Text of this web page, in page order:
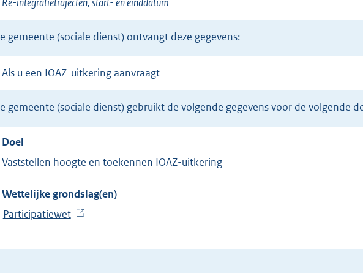
de gemeente (sociale dienst) ontvangt deze gegevens:
Als u een IOAZ-uitkering aanvraagt
de gemeente (sociale dienst) gebruikt de volgende gegevens voor de volgende
Doel
Vaststellen hoogte en toekennen IOAZ-uitkering
Wettelijke grondslag(en)
Participatiewet(
x